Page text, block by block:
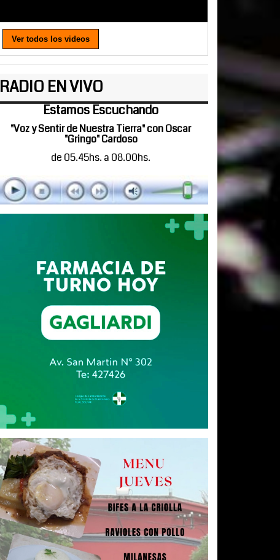
Ver todos los videos
RADIO EN VIVO
Estamos Escuchando
"Voz y Sentir de Nuestra Tierra" con Oscar
"Gringo" Cardoso
de 05.45hs. a 08.00hs.